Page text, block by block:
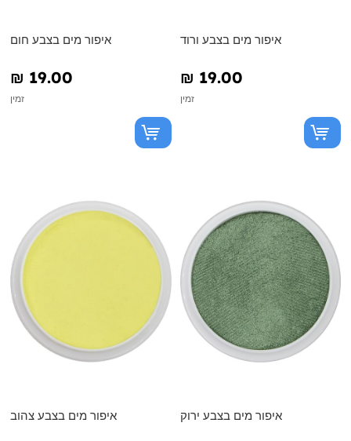
איפור מים בצבע חום
₪‎ 19.00
זמין
איפור מים בצבע ורוד
₪‎ 19.00
זמין
איפור מים בצבע צהוב איפור מים בצבע ירוק